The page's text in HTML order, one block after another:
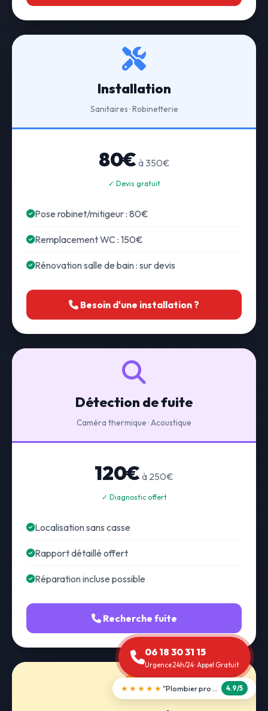
Installation
Sanitaires · Robinetterie
80€ à 350€
✓ Devis gratuit
Pose robinet/mitigeur : 80€
Remplacement WC : 150€
Rénovation salle de bain : sur devis
Besoin d'une installation ?
Détection de fuite
Caméra thermique · Acoustique
120€ à 250€
✓ Diagnostic offert
Localisation sans casse
Rapport détaillé offert
Réparation incluse possible
Recherche fuite
06 18 30 31 15
Urgence 24h/24 · Appel Gratuit
★★★★★ "Débouchage WC en 30 min" 5.0/5